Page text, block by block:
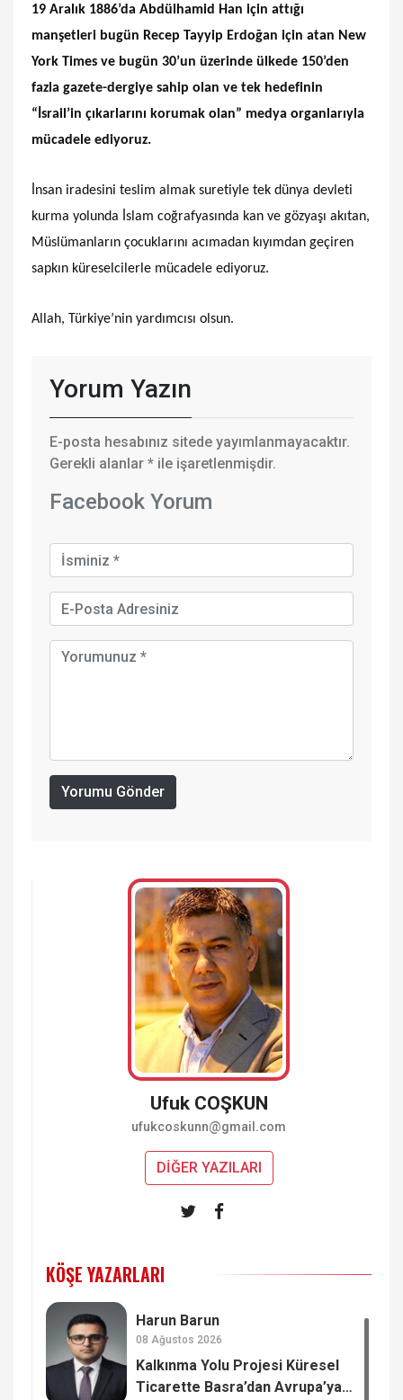
19 Aralık 1886’da Abdülhamid Han için attığı
manşetleri bugün Recep Tayyip Erdoğan için atan New
York Times ve bugün 30’un üzerinde ülkede 150’den
fazla gazete-dergiye sahip olan ve tek hedefinin
“İsrail’in çıkarlarını korumak olan” medya organlarıyla
mücadele ediyoruz.
İnsan iradesini teslim almak suretiyle tek dünya devleti
kurma yolunda İslam coğrafyasında kan ve gözyaşı akıtan,
Müslümanların çocuklarını acımadan kıyımdan geçiren
sapkın küreselcilerle mücadele ediyoruz.
Allah, Türkiye’nin yardımcısı olsun.
Yorum Yazın
E-posta hesabınız sitede yayımlanmayacaktır.
Gerekli alanlar * ile işaretlenmişdir.
Facebook Yorum
Yorumu Gönder
Ufuk COŞKUN
ufukcoskunn@gmail.com
DİĞER YAZILARI
KÖŞE YAZARLARI
Harun Barun
08 Ağustos 2026
Kalkınma Yolu Projesi Küresel
Ticarette Basra’dan Avrupa’ya